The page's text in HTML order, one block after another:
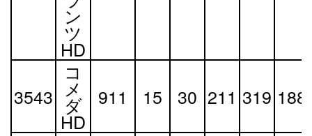
ン
ツ
HD
3543
コ
メ
ダ
HD
911 15 30 211 319 188